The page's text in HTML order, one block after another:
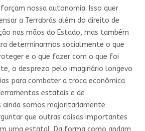
nossa autonomia. Isso quer
a Terrabrás além do direito de
nas mãos do Estado, mas também
determinarmos socialmente o que
e o que fazer com o que foi
o desprezo pelo imaginário longevo
para combater a troca econômica
estatais e de
ainda somos majoritariamente
que outras coisas importantes
uma estatal. Da forma como andam